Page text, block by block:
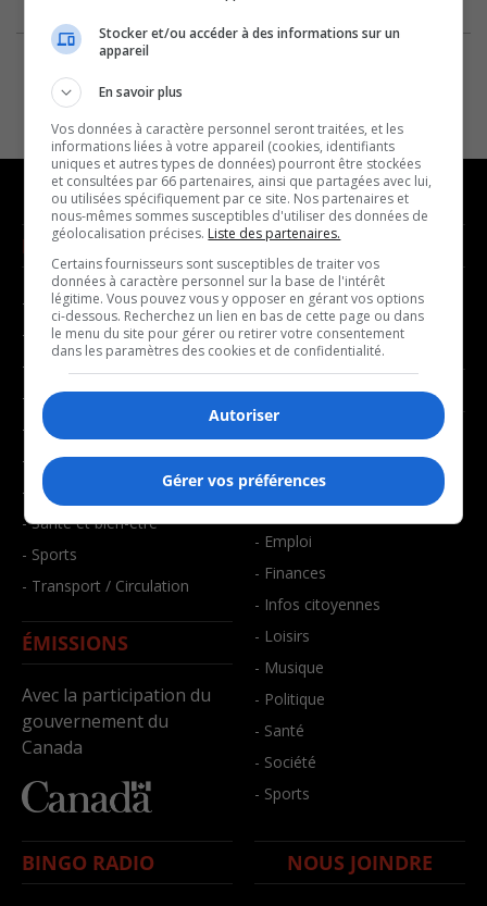
NOUVELLES
- Affaires municipales
- Communauté / Social
- Culture
- Économie
- Éducation
- Environnement
- Faits divers
- Santé et bien-être
- Sports
- Transport / Circulation
ÉMISSIONS
Avec la participation du
gouvernement du
Canada
MUSIQUE
- Décompte franco
- Joué récemment
BALADOS
- Art de vivre
- Bien-être
- Emploi
- Finances
- Infos citoyennes
- Loisirs
- Musique
- Politique
- Santé
- Société
- Sports
BINGO RADIO NOUS JOINDRE
Stocker et/ou accéder à des informations sur un
appareil
En savoir plus
Vos données à caractère personnel seront traitées, et les
informations liées à votre appareil (cookies, identifiants
uniques et autres types de données) pourront être stockées
et consultées par 66 partenaires, ainsi que partagées avec lui,
ou utilisées spécifiquement par ce site. Nos partenaires et
nous-mêmes sommes susceptibles d'utiliser des données de
géolocalisation précises. Liste des partenaires.
Certains fournisseurs sont susceptibles de traiter vos
données à caractère personnel sur la base de l'intérêt
légitime. Vous pouvez vous y opposer en gérant vos options
ci-dessous. Recherchez un lien en bas de cette page ou dans
le menu du site pour gérer ou retirer votre consentement
dans les paramètres des cookies et de confidentialité.
Autoriser
Gérer vos préférences